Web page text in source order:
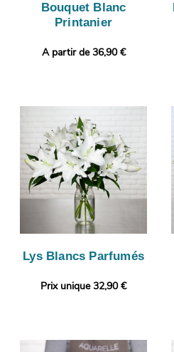
Bouquet Blanc
Printanier
A partir de 36,90 €
Lys Blancs Parfumés
Prix unique 32,90 €